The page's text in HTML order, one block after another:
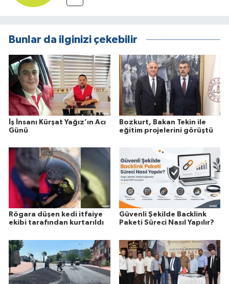
Bunlar da ilginizi çekebilir
İş İnsanı Kürşat Yağız’ın Acı
Günü
Bozkurt, Bakan Tekin ile
eğitim projelerini görüştü
Rögara düşen kedi itfaiye
ekibi tarafından kurtarıldı
Güvenli Şekilde Backlink
Paketi Süreci Nasıl Yapılır?